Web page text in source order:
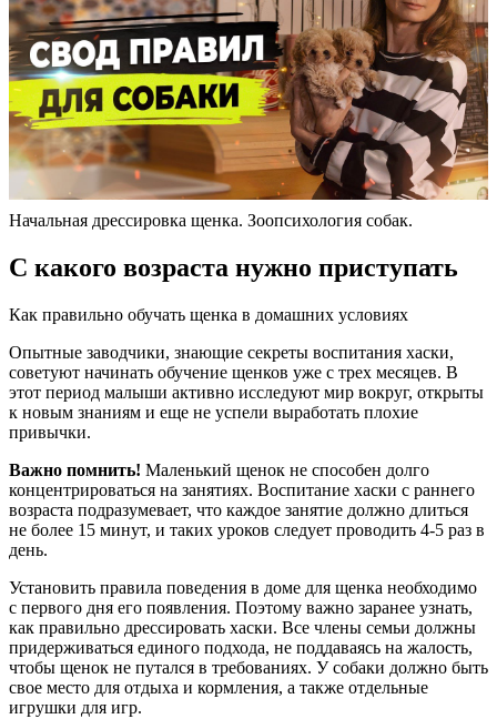
Начальная дрессировка щенка. Зоопсихология собак.
С какого возраста нужно приступать
Как правильно обучать щенка в домашних условиях
Опытные заводчики, знающие секреты воспитания хаски,
советуют начинать обучение щенков уже с трех месяцев. В
этот период малыши активно исследуют мир вокруг, открыты
к новым знаниям и еще не успели выработать плохие
привычки.
Важно помнить! Маленький щенок не способен долго
концентрироваться на занятиях. Воспитание хаски с раннего
возраста подразумевает, что каждое занятие должно длиться
не более 15 минут, и таких уроков следует проводить 4-5 раз в
день.
Установить правила поведения в доме для щенка необходимо
с первого дня его появления. Поэтому важно заранее узнать,
как правильно дрессировать хаски. Все члены семьи должны
придерживаться единого подхода, не поддаваясь на жалость,
чтобы щенок не путался в требованиях. У собаки должно быть
свое место для отдыха и кормления, а также отдельные
игрушки для игр.